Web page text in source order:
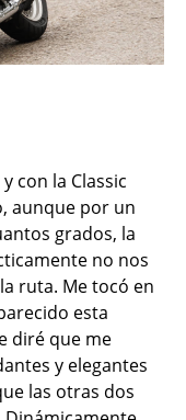
con la Classic
aunque por un
grados, la
no nos
ruta. Me tocó en
esta
diré que me
y elegantes
las otras dos